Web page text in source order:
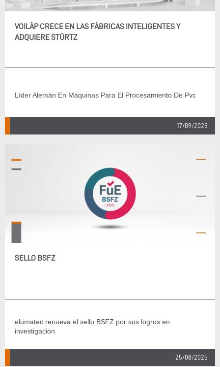
VOILÀP CRECE EN LAS FÁBRICAS INTELIGENTES Y
ADQUIERE STÜRTZ
Líder Alemán En Máquinas Para El Procesamiento De Pvc
17/09/2025
SELLO BSFZ
elumatec renueva el sello BSFZ por sus logros en
investigación
25/08/2025